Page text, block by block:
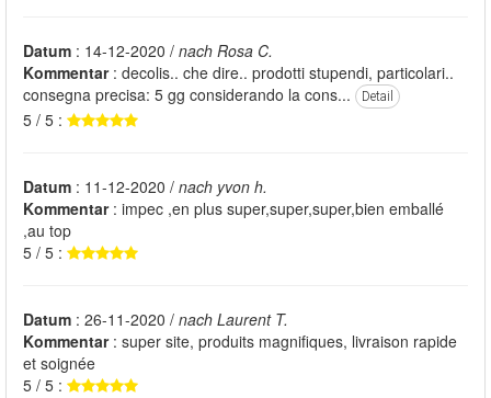
Datum : 14-12-2020 / nach Rosa C.
Kommentar: decolis.. che dire.. prodotti stupendi, particolari..
consegna precisa: 5 gg considerando la cons...
Detail
5 / 5 :
Datum : 11-12-2020 / nach yvon h.
Kommentar: impec ,en plus super,super,super,bien emballé
,au top
5 / 5 :
Datum : 26-11-2020 / nach Laurent T.
Kommentar: super site, produits magnifiques, livraison rapide
et soignée
5 / 5 :